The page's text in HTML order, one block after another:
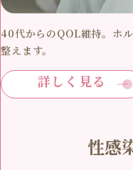
40代からのQOL維持。ホ
整えます。
詳しく見る
性感